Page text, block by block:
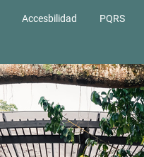
Accesbilidad PQRS